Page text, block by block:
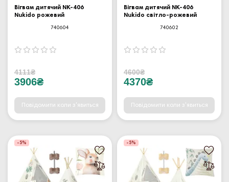
Вігвам дитячий NK-406
Nukido рожевий
740604
4111₴
3906₴
Повідомити коли з'явиться
Вігвам дитячий NK-406
Nukido світло-рожевий
740602
4600₴
4370₴
Повідомити коли з'явиться
-5% -5%